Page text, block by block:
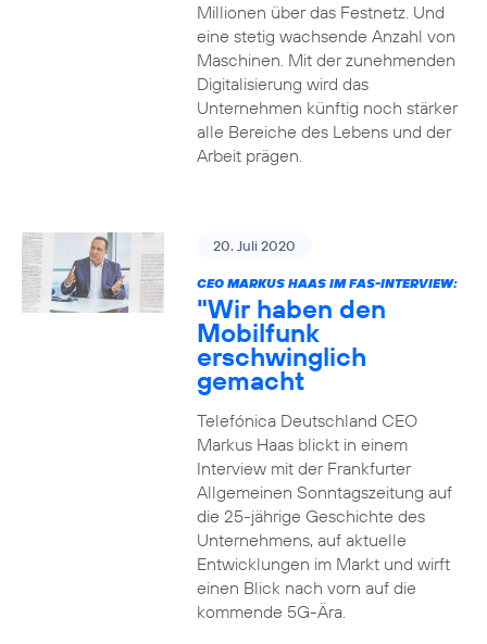
Millionen über das Festnetz. Und
eine stetig wachsende Anzahl von
Maschinen. Mit der zunehmenden
Digitalisierung wird das
Unternehmen künftig noch stärker
alle Bereiche des Lebens und der
Arbeit prägen.
20. Juli 2020
CEO MARKUS HAAS IM FAS-INTERVIEW:
"Wir haben den
Mobilfunk
erschwinglich
gemacht
Telefónica Deutschland CEO
Markus Haas blickt in einem
Interview mit der Frankfurter
Allgemeinen Sonntagszeitung auf
die 25-jährige Geschichte des
Unternehmens, auf aktuelle
Entwicklungen im Markt und wirft
einen Blick nach vorn auf die
kommende 5G-Ära.